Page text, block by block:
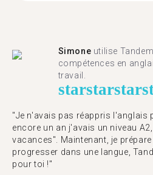
Simone utilise
compétences en
travail.
starstarstar
"Je n'avais pas réappris l'anglais
encore un an j'avais un niveau
vacances". Maintenant, je prépare
progresser dans une langue,
pour toi !"